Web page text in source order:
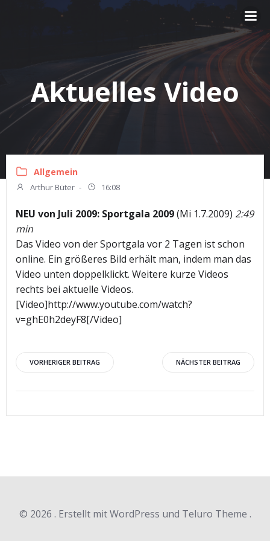
Zum
Inhalt
Aktuelles Video
Allgemein
Arthur Büter - 16:08
NEU von Juli 2009: Sportgala 2009(Mi 1.7.2009) 2:49
min
Das Video von der Sportgala vor 2 Tagen ist schon
online. Ein größeres Bild erhält man, indem man das
Video unten doppelklickt. Weitere kurze Videos
rechts bei aktuelle Videos.
[Video]http://www.youtube.com/watch?
v=ghE0h2deyF8[/Video]
Beitragsnavigation
VORHERIGER BEITRAG NÄCHSTER BEITRAG
© 2026 . Erstellt mit WordPress und Teluro Theme .